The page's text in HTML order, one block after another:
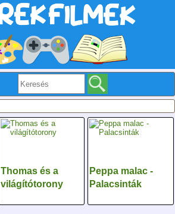
Thomas és a
világítótorony
Peppa malac -
Palacsinták